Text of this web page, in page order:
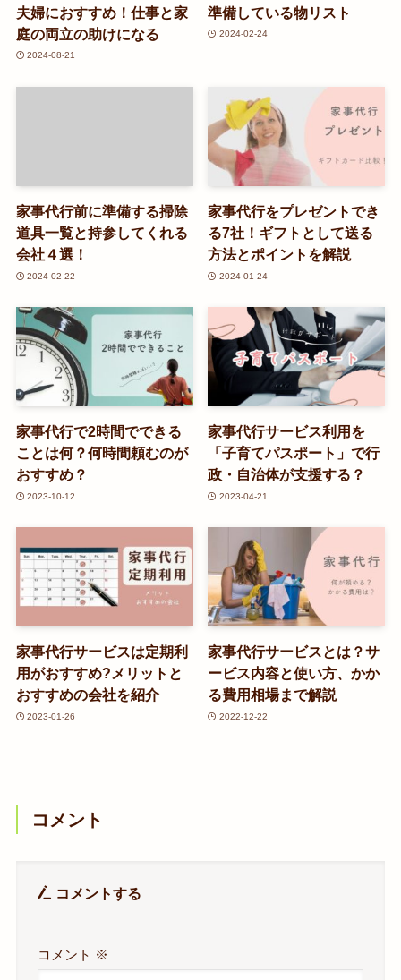
夫婦におすすめ！仕事と家
庭の両立の助けになる
2024-08-21
準備している物リスト
2024-02-24
家事代行前に準備する掃除
道具一覧と持参してくれる
会社４選！
2024-02-22
家事代行をプレゼントでき
る7社！ギフトとして送る
方法とポイントを解説
2024-01-24
家事代行で2時間でできる
ことは何？何時間頼むのが
おすすめ？
2023-10-12
家事代行サービス利用を
「子育てパスポート」で行
政・自治体が支援する？
2023-04-21
家事代行サービスは定期利
用がおすすめ?メリットと
おすすめの会社を紹介
2023-01-26
家事代行サービスとは？サ
ービス内容と使い方、かか
る費用相場まで解説
2022-12-22
コメント
コメントする
コメント ※